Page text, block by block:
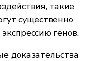
такие
существенно
генов.
доказательства